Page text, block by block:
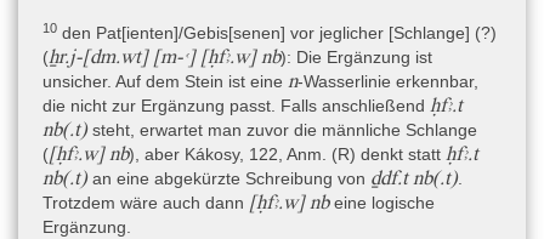
Textsorte
Rezitation(en) » Beschwörung(en)
Inhalt
Die Dekoration besteht aus Beschriftung mit magischen Sprüchen
(mindestens 12) sowie aus Darstellungen von Gottheiten oder
Göttergruppen mit einer Schutzfunktion, die teilweise mit
10 den Pat[ienten]/Gebis[senen] vor jeglicher [Schlange] (?)
(ẖr.j-[dm.wt] [m-ꜥ] [ḥfꜣ.w] nb): Die Ergänzung ist
unsicher. Auf dem Stein ist eine n-Wasserlinie erkennbar,
die nicht zur Ergänzung passt. Falls anschließend ḥfꜣ.t
nb(.t) steht, erwartet man zuvor die männliche Schlange
([ḥfꜣ.w] nb), aber Kákosy, 122, Anm. (R) denkt statt ḥfꜣ.t
nb(.t)an eine abgekürzte Schreibung von ḏdf.t nb(.t).
Trotzdem wäre auch dann [ḥfꜣ.w] nbeine logische
Ergänzung.